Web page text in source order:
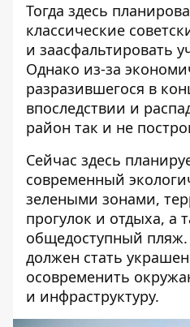
Тогда здесь
классические
и заасфальтировать
Однако из-за
разразившегося в
впоследствии и
район так и не
Сейчас здесь
современный
зелеными зонами,
прогулок и отдыха, а
общедоступный
должен стать
осовременить
и инфраструктуру.